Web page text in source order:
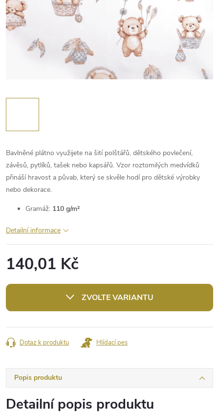
Bavlněné plátno využijete na šití polštářů, dětského povlečení,
závěsů, pytlíků, tašek nebo kapsářů. Vzor roztomilých medvídků
přináší hravost a půvab, který se skvěle hodí pro dětské výrobky
nebo dekorace.
Gramáž: 110 g/m²
Detailní informace
140,01 Kč
cena:
ZVOLTE VARIANTU
Dotaz k produktu Hlídací pes
Popis produktu
Detailní popis produktu